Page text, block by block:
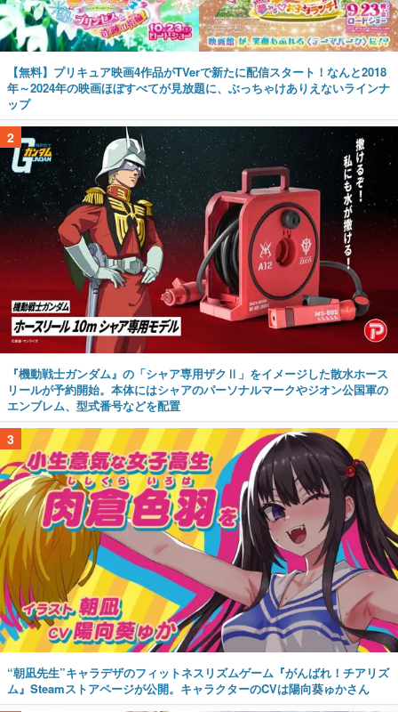
【無料】プリキュア映画4作品がTVerで新たに配信スタート！なんと2018
年～2024年の映画ほぼすべてが見放題に、ぶっちゃけありえないラインナ
ップ
2
『機動戦士ガンダム』の「シャア専用ザクⅡ」をイメージした散水ホース
リールが予約開始。本体にはシャアのパーソナルマークやジオン公国軍の
エンブレム、型式番号などを配置
3
“朝凪先生”キャラデザのフィットネスリズムゲーム『がんばれ！チアリズ
ム』Steamストアページが公開。キャラクターのCVは陽向葵ゅかさん